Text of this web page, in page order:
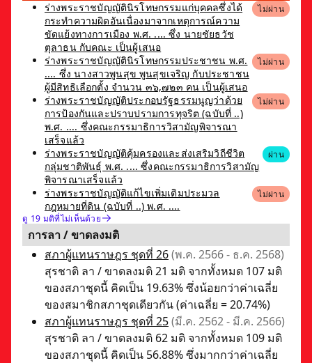
ร่างพระราชบัญญัตินิรโทษกรรมแก่บุคคลซึ่งได้
กระทำความผิดอันเนื่องมาจากเหตุการณ์ความ
ขัดแย้งทางการเมือง พ.ศ. .... ซึ่ง นายชัยธวัช
ตุลาธน กับคณะ เป็นผู้เสนอ
ไม่ผ่าน
ร่างพระราชบัญญัตินิรโทษกรรมประชาชน พ.ศ.
.... ซึ่ง นางสาวพูนสุข พูนสุขเจริญ กับประชาชน
ผู้มีสิทธิเลือกตั้ง จำนวน ๓๖,๗๒๓ คน เป็นผู้เสนอ
ไม่ผ่าน
ร่างพระราชบัญญัติประกอบรัฐธรรมนูญว่าด้วย
การป้องกันและปราบปรามการทุจริต (ฉบับที่ ..)
พ.ศ. .... ซึ่งคณะกรรมาธิการวิสามัญพิจารณา
เสร็จแล้ว
ไม่ผ่าน
ร่างพระราชบัญญัติคุ้มครองและส่งเสริมวิถีชีวิต
กลุ่มชาติพันธุ์ พ.ศ. .... ซึ่งคณะกรรมาธิการวิสามัญ
พิจารณาเสร็จแล้ว
ผ่าน
ร่างพระราชบัญญัติแก้ไขเพิ่มเติมประมวล
กฎหมายที่ดิน (ฉบับที่ ..) พ.ศ. ....
ไม่ผ่าน
ดู 19 มติที่ไม่เห็นด้วย
การลา / ขาดลงมติ
สภาผู้แทนราษฎร ชุดที่ 26(พ.ค. 2566 - ธ.ค. 2568)
สุรชาติ ลา / ขาดลงมติ 21 มติ จากทั้งหมด 107 มติ
ของสภาชุดนี้ คิดเป็น 19.63% ซึ่งน้อยกว่าค่าเฉลี่ย
ของสมาชิกสภาชุดเดียวกัน (ค่าเฉลี่ย = 20.74%)
สภาผู้แทนราษฎร ชุดที่ 25(มี.ค. 2562 - มี.ค. 2566)
สุรชาติ ลา / ขาดลงมติ 62 มติ จากทั้งหมด 109 มติ
ของสภาชุดนี้ คิดเป็น 56.88% ซึ่งมากกว่าค่าเฉลี่ย